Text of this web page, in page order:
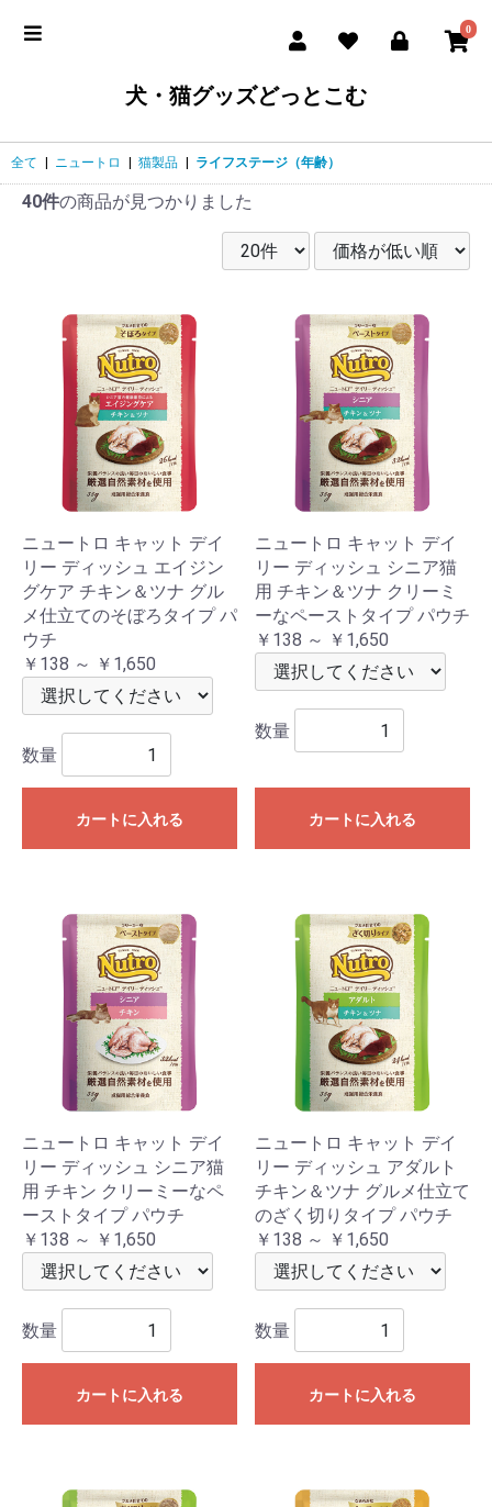
0
犬・猫グッズどっとこむ
全て ニュートロ 猫製品 ライフステージ（年齢）
40件の商品が見つかりました
ニュートロ キャット デイ
リー ディッシュ エイジン
グケア チキン＆ツナ グル
メ仕立てのそぼろタイプ パ
ウチ
￥138 ～ ￥1,650
数量
カートに入れる
ニュートロ キャット デイ
リー ディッシュ シニア猫
用 チキン＆ツナ クリーミ
ーなペーストタイプ パウチ
￥138 ～ ￥1,650
数量
カートに入れる
ニュートロ キャット デイ
リー ディッシュ シニア猫
用 チキン クリーミーなペ
ーストタイプ パウチ
￥138 ～ ￥1,650
数量
カートに入れる
ニュートロ キャット デイ
リー ディッシュ アダルト
チキン＆ツナ グルメ仕立て
のざく切りタイプ パウチ
￥138 ～ ￥1,650
数量
カートに入れる